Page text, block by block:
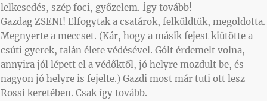
lelkesedés, szép foci, győzelem. Így tovább!
Gazdag ZSENI! Elfogytak a csatárok, felküldtük, megoldotta.
Megnyerte a meccset. (Kár, hogy a másik fejest kiütötte a
csúti gyerek, talán élete védésével. Gólt érdemelt volna,
annyira jól lépett el a védőktől, jó helyre mozdult be, és
nagyon jó helyre is fejelte.) Gazdi most már tuti ott lesz
Rossi keretében. Csak így tovább.